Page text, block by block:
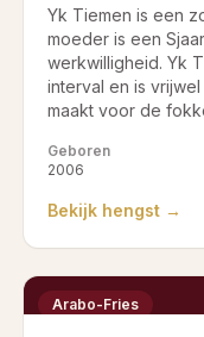
Yk Tiemen is een
moeder is een
werkwilligheid. Yk
interval en is
maakt voor de
Geboren
2006
Bekijk hengst →
Arabo-Fries